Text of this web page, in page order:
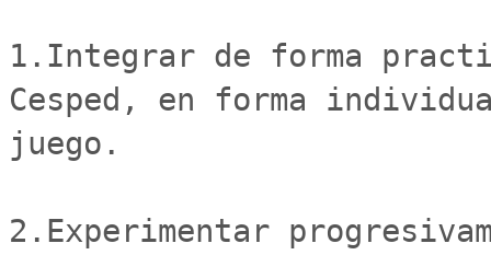
1.Integrar de forma
Cesped, en forma
juego.
2.Experimentar